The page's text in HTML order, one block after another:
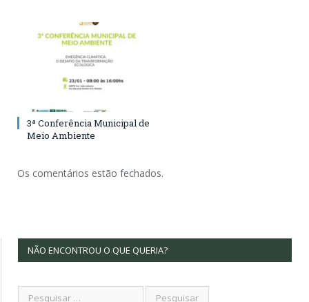
3ª Conferência Municipal de
Meio Ambiente
Os comentários estão fechados.
NÃO ENCONTROU O QUE QUERIA?